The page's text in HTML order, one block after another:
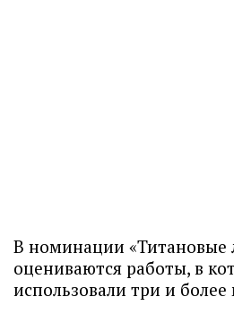
В номинации «Титановые
оцениваются работы, в
использовали три и